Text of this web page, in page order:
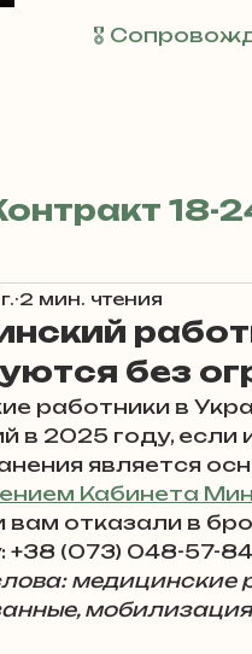
🎖
18-
СОЧ
без
2 мин. чтения
работники в
в 2025 году,
является
Кабинета
вам отказали в
+38 (073) 048-57-
медицинские